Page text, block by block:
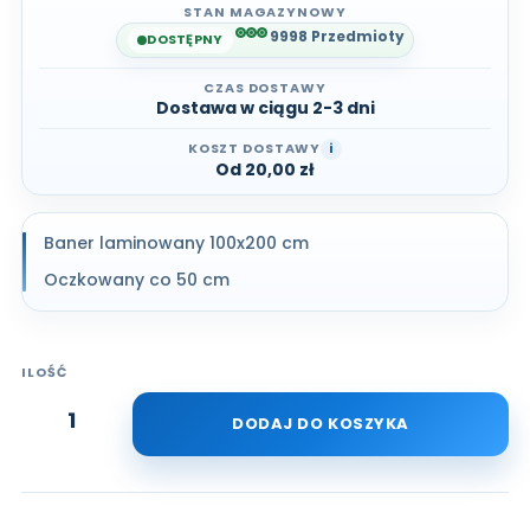
STAN MAGAZYNOWY
DOSTĘPNY
9998 Przedmioty
CZAS DOSTAWY
Dostawa w ciągu 2-3 dni
KOSZT DOSTAWY i
Od 20,00 zł
Baner laminowany 100x200 cm
Oczkowany co 50 cm
ILOŚĆ
DODAJ DO KOSZYKA